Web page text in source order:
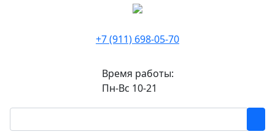
+7 (911) 698-05-70
Время работы:
Пн-Вс 10-21